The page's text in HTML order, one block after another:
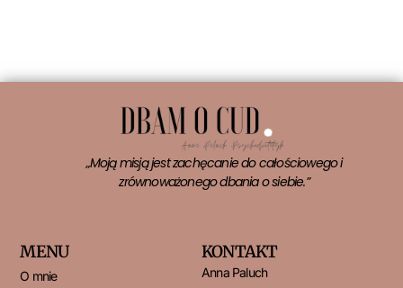
„Moją misją jest zachęcanie do całościowego i
zrównoważonego dbania o siebie.”
MENU
O mnie
KONTAKT
Anna Paluch